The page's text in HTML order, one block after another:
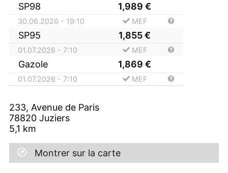
SP98 1,989 €
30.06.2026 - 19:10 MEF
SP95 1,855€
01.07.2026 - 7:10 MEF
Gazole 1,869 €
01.07.2026 - 7:10 MEF
233, Avenue de Paris
78820 Juziers
5,1 km
Montrer sur la carte